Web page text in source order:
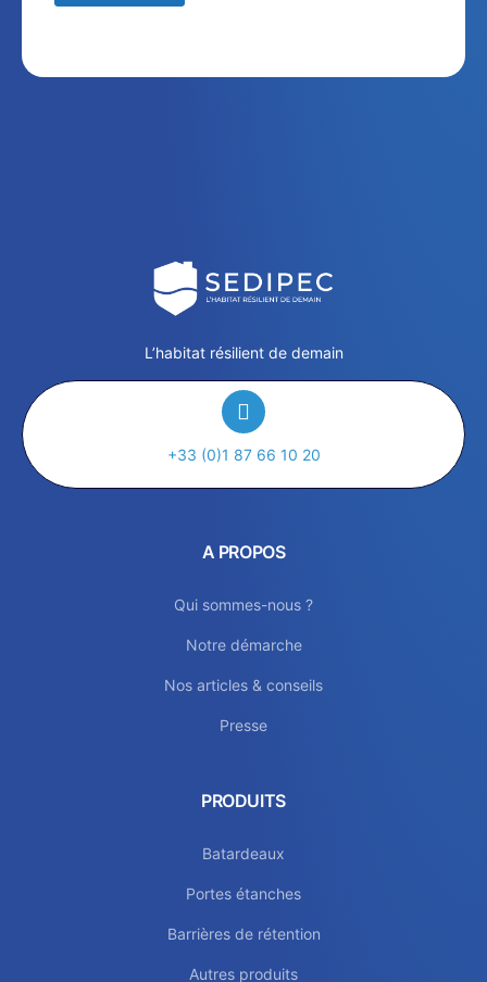
L’habitat résilient de demain
+33 (0)1 87 66 10 20
A PROPOS
Qui sommes-nous ?
Notre démarche
Nos articles & conseils
Presse
PRODUITS
Batardeaux
Portes étanches
Barrières de rétention
Autres produits